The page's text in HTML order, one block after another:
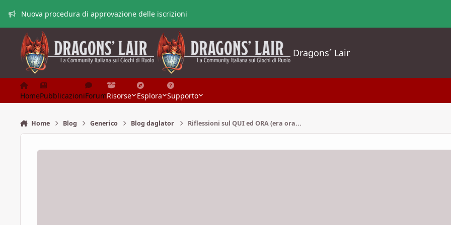
Nuova procedura di approvazione delle iscrizioni
Dragons´ Lair
HomePubblicazioniForumRisorse Esplora Supporto
Home Blog Generico Blog daglator Riflessioni sul QUI ed ORA (era ora...